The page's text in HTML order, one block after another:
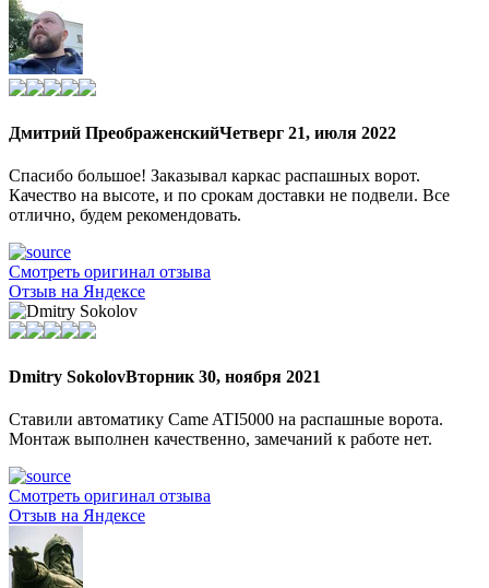
Дмитрий ПреображенскийЧетверг 21, июля 2022
Спасибо большое! Заказывал каркас распашных ворот.
Качество на высоте, и по срокам доставки не подвели. Все
отлично, будем рекомендовать.
Смотреть оригинал отзыва
Отзыв на Яндексе
Dmitry SokolovВторник 30, ноября 2021
Ставили автоматику Came ATI5000 на распашные ворота.
Монтаж выполнен качественно, замечаний к работе нет.
Смотреть оригинал отзыва
Отзыв на Яндексе